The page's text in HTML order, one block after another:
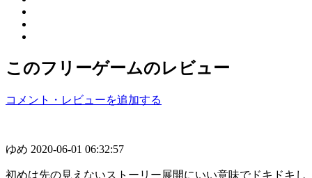
このフリーゲームのレビュー
コメント・レビューを追加する
ゆめ 2020-06-01 06:32:57
初めは先の見えないストーリー展開にいい意味でドキドキし